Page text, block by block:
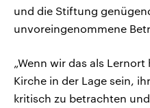
und die Stiftung
unvoreingenommene
„Wenn wir das als
Kirche in der Lage sein,
kritisch zu betrachten